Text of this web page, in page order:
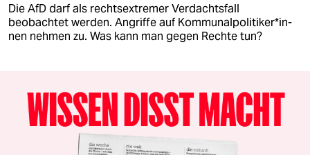
Die AfD darf als rechtsextremer Verdachtsfall
beobachtet werden. Angriffe auf Kom­mu­nal­po­li­ti­ke­r*in­
nen nehmen zu. Was kann man gegen Rechte tun?